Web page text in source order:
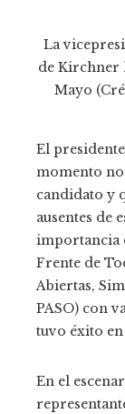
La
de Kirchner
Mayo
El
momento
candidato y
ausentes de
importancia
Frente de
Abiertas,
PASO) con
tuvo éxito
En el